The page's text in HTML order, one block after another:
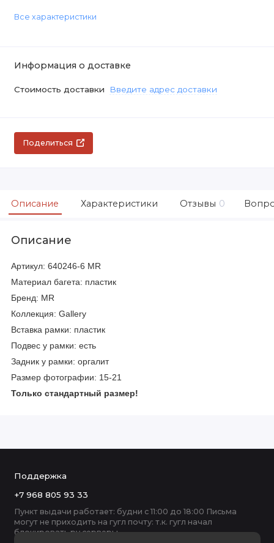
Все характеристики
Информация о доставке
Стоимость доставки Введите адрес доставки
Поделиться
Описание Характеристики Отзывы 0
Описание
Артикул: 640246-6 MR
Материал багета: пластик
Бренд: MR
Коллекция: Gallery
Вставка рамки: пластик
Подвес у рамки: есть
Задник у рамки: оргалит
Размер фотографии: 15-21
Только стандартный размер!
Поддержка
+7 968 805 93 33
Пункт выдачи работает: будни с 11:00 до 18:00 Письма
могут не приходить на гугл почту: т.к. гугл начал
блокировать ру серверы